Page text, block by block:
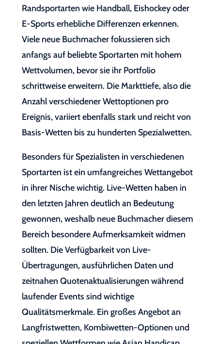
Randsportarten wie Handball, Eishockey oder
E-Sports erhebliche Differenzen erkennen.
Viele neue Buchmacher fokussieren sich
anfangs auf beliebte Sportarten mit hohem
Wettvolumen, bevor sie ihr Portfolio
schrittweise erweitern. Die Markttiefe, also die
Anzahl verschiedener Wettoptionen pro
Ereignis, variiert ebenfalls stark und reicht von
Basis-Wetten bis zu hunderten Spezialwetten.
Besonders für Spezialisten in verschiedenen
Sportarten ist ein umfangreiches Wettangebot
in ihrer Nische wichtig. Live-Wetten haben in
den letzten Jahren deutlich an Bedeutung
gewonnen, weshalb neue Buchmacher diesem
Bereich besondere Aufmerksamkeit widmen
sollten. Die Verfügbarkeit von Live-
Übertragungen, ausführlichen Daten und
zeitnahen Quotenaktualisierungen während
laufender Events sind wichtige
Qualitätsmerkmale. Ein großes Angebot an
Langfristwetten, Kombiwetten-Optionen und